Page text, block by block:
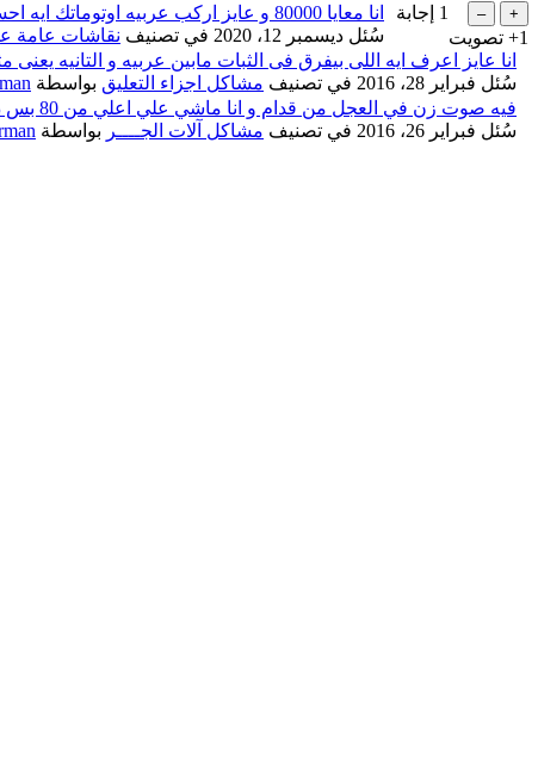
+1 تصويت
1 إجابة
انا معايا 80000 و عايز اركب عربيه اوتوماتك ايه احسن حاجه في السعر ده ومميزاتها
سُئل ديسمبر 12، 2020 في تصنيف نقاشات عامة
انا عايز اعرف ايه اللى بيفرق فى الثبات مابين عربيه و التانيه يعنى
سُئل فبراير 28، 2016 في تصنيف مشاكل اجزاء التعليق بواسطة
فيه صوت زن في العجل من قدام و انا ماشي علي اعلي من 80 بس ده مش صوت موتور ممكن يكون ايه ؟؟
سُئل فبراير 26، 2016 في تصنيف مشاكل آلات الجــــر بواسطة ...